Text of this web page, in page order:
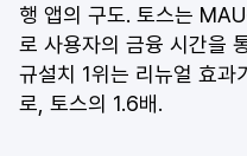
행 앱의 구도. 토스는
로 사용자의 금융 시간을
규설치 1위는 리뉴얼 효과
로, 토스의 1.6배.